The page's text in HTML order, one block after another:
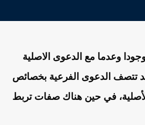
وعدما مع الدعوى الاصلية
تتصف الدعوى الفرعية بخصائص
في حين هناك صفات تربط